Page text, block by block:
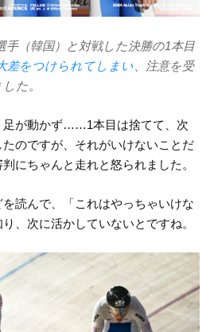
（韓国）と対戦した決勝の1本目
差をつけられてしまい 、注意を受
た。
足が動かず……1本目は捨てて、次
のですが、それがいけないことだ
にちゃんと走れと怒られました。
読んで、「これはやっちゃいけな
、次に活かしていないとですね。